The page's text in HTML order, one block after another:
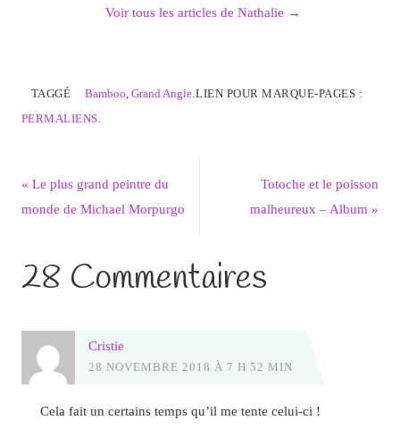
Voir tous les articles de Nathalie →
TAGGÉ Bamboo ,Grand Angle LIEN POUR MARQUE-PAGES :
PERMALIENS
« Le plus grand peintre du
monde de Michael Morpurgo
Totoche et le poisson
malheureux – Album»
28 Commentaires
Cristie
28 NOVEMBRE 2018 À 7 H 52 MIN
Cela fait un certains temps qu’il me tente celui-ci !